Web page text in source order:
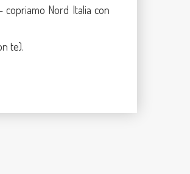
copriamo Nord Italia con
te).